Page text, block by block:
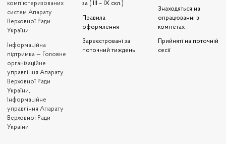
комп'ютеризованих
систем Апарату
Верховної Ради
України
Iнформаційна
підтримка — Головне
організаційне
управління Апарату
Верховної Ради
України,
Інформаційне
управління Апарату
Верховної Ради
України
за ( III – IX скл.)
Правила
оформлення
Зареєстровані за
поточний тиждень
Знаходяться на
опрацюванні в
комітетах
Прийняті на поточній
сесії